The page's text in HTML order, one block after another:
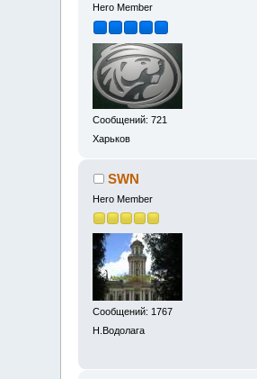
Hero Member
Сообщений: 721
Харьков
SWN
Hero Member
Сообщений: 1767
Н.Водолага